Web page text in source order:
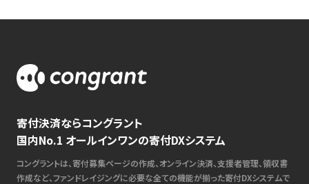
寄付決済ならコングラント
国内No.1 オールインワンの寄付DXシステム
コングラントは、寄付募集ページの作成、オンライン決済、支援者管理、領収書
作成など、ファンドレイジングに必要な全ての機能が揃った寄付DXシステムで